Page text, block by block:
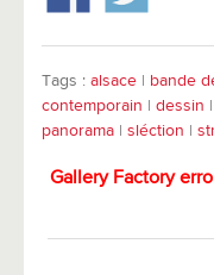
Tags : alsace bande
contemporain
dessin
panorama
sléction
Gallery Factory